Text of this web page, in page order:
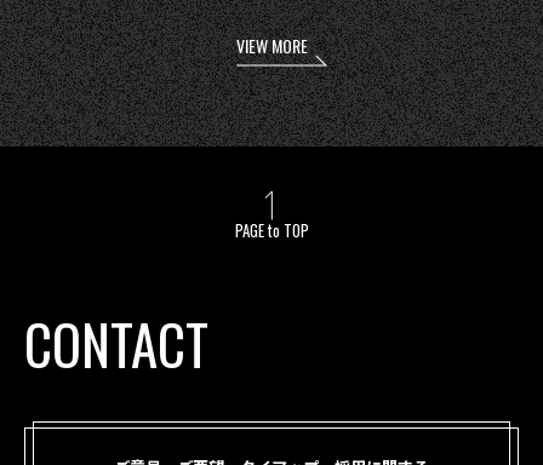
VIEW MORE
PAGE to TOP
CONTACT